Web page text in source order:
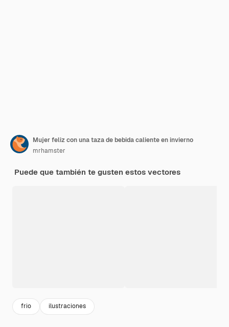
Mujer feliz con una taza de bebida caliente en invierno
mrhamster
Puede que también te gusten estos vectores
frio ilustraciones